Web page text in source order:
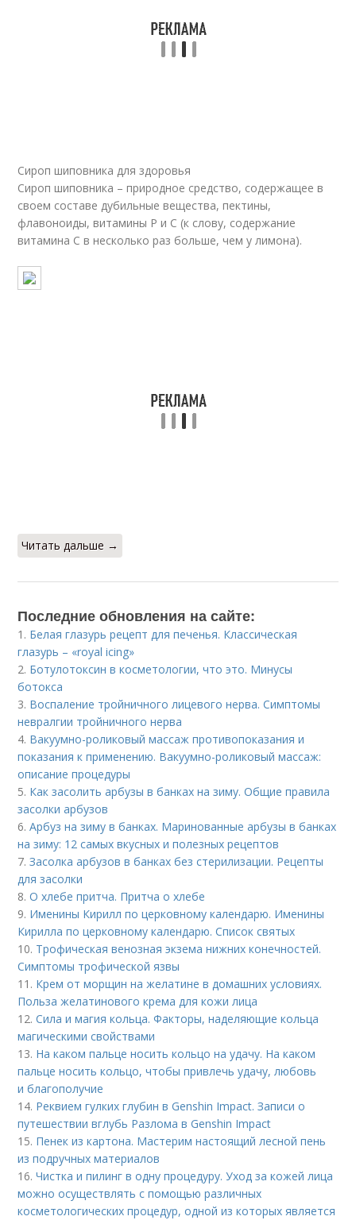
Сироп шиповника для здоровья
Сироп шиповника – природное средство, содержащее в
своем составе дубильные вещества, пектины,
флавоноиды, витамины Р и С (к слову, содержание
витамина С в несколько раз больше, чем у лимона).
Читать дальше →
Последние обновления на сайте:
1. Белая глазурь рецепт для печенья. Классическая
глазурь – «royal icing»
2. Ботулотоксин в косметологии, что это. Минусы
ботокса
3. Воспаление тройничного лицевого нерва. Симптомы
невралгии тройничного нерва
4. Вакуумно-роликовый массаж противопоказания и
показания к применению. Вакуумно-роликовый массаж:
описание процедуры
5. Как засолить арбузы в банках на зиму. Общие правила
засолки арбузов
6.Арбуз на зиму в банках. Маринованные арбузы в банках
на зиму: 12 самых вкусных и полезных рецептов
7.Засолка арбузов в банках без стерилизации. Рецепты
для засолки
8.О хлебе притча. Притча о хлебе
9. Именины Кирилл по церковному календарю. Именины
Кирилла по церковному календарю. Список святых
10. Трофическая венозная экзема нижних конечностей.
Симптомы трофической язвы
11. Крем от морщин на желатине в домашних условиях.
Польза желатинового крема для кожи лица
12.Сила и магия кольца. Факторы, наделяющие кольца
магическими свойствами
13. На каком пальце носить кольцо на удачу. На каком
пальце носить кольцо, чтобы привлечь удачу, любовь
и благополучие
14. Реквием гулких глубин в Genshin Impact. Записи о
путешествии вглубь Разлома в Genshin Impact
15. Пенек из картона. Мастерим настоящий лесной пень
из подручных материалов
16.Чистка и пилинг в одну процедуру. Уход за кожей лица
можно осуществлять с помощью различных
косметологических процедур, одной из которых является